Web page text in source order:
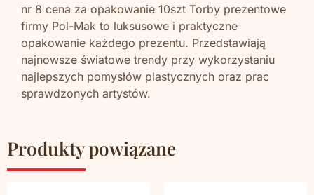
nr 8 cena za opakowanie 10szt Torby prezentowe
firmy Pol-Mak to luksusowe i praktyczne
opakowanie każdego prezentu. Przedstawiają
najnowsze światowe trendy przy wykorzystaniu
najlepszych pomysłów plastycznych oraz prac
sprawdzonych artystów.
Produkty powiązane